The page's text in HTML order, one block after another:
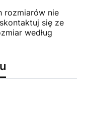
rozmiarów nie
się ze
według